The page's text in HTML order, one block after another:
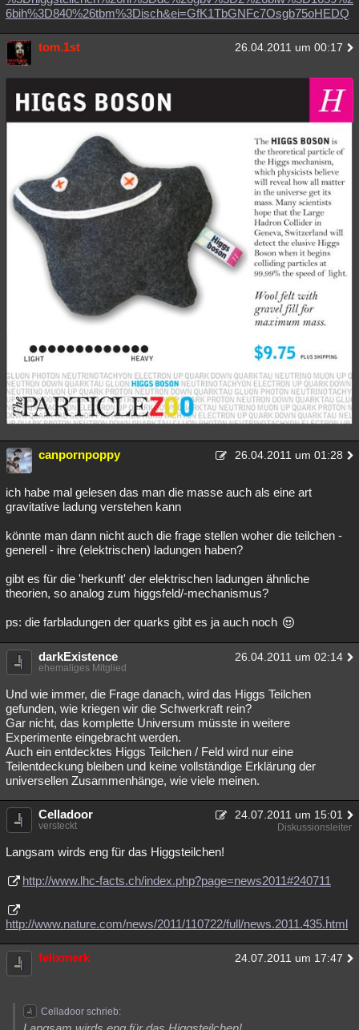
6bih%3D840%26tbm%3Disch&ei=GfK1TbGNFc7Osgb75oHEDQ
tom.1st 26.04.2011 um 00:17
canpornpoppy 26.04.2011 um 01:28
ich habe mal gelesen das man die masse auch als eine art
gravitative ladung verstehen kann
könnte man dann nicht auch die frage stellen woher die teilchen -
generell - ihre (elektrischen) ladungen haben?
gibt es für die 'herkunft' der elektrischen ladungen ähnliche
theorien, so analog zum higgsfeld/-mechanismus?
ps: die farbladungen der quarks gibt es ja auch noch
darkExistence 26.04.2011 um 02:14
ehemaliges Mitglied
Und wie immer, die Frage danach, wird das Higgs Teilchen
gefunden, wie kriegen wir die Schwerkraft rein?
Gar nicht, das komplette Universum müsste in weitere
Experimente eingebracht werden.
Auch ein entdecktes Higgs Teilchen / Feld wird nur eine
Teilentdeckung bleiben und keine vollständige Erklärung der
universellen Zusammenhänge, wie viele meinen.
Celladoor 24.07.2011 um 15:01
versteckt Diskussionsleiter
Langsam wirds eng für das Higgsteilchen!
http://www.lhc-facts.ch/index.php?page=news2011#240711
http://www.nature.com/news/2011/110722/full/news.2011.435.html
felixmerk 24.07.2011 um 17:47
Celladoor schrieb: